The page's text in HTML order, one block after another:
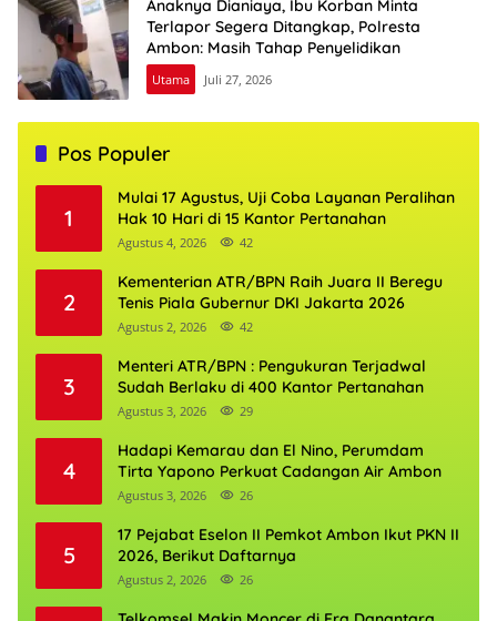
Anaknya Dianiaya, Ibu Korban Minta
Terlapor Segera Ditangkap, Polresta
Ambon: Masih Tahap Penyelidikan
Utama Juli 27, 2026
Pos Populer
1
Mulai 17 Agustus, Uji Coba Layanan Peralihan
Hak 10 Hari di 15 Kantor Pertanahan
Agustus 4, 2026 42
2
Kementerian ATR/BPN Raih Juara II Beregu
Tenis Piala Gubernur DKI Jakarta 2026
Agustus 2, 2026 42
3
Menteri ATR/BPN : Pengukuran Terjadwal
Sudah Berlaku di 400 Kantor Pertanahan
Agustus 3, 2026 29
4
Hadapi Kemarau dan El Nino, Perumdam
Tirta Yapono Perkuat Cadangan Air Ambon
Agustus 3, 2026 26
5
17 Pejabat Eselon II Pemkot Ambon Ikut PKN II
2026, Berikut Daftarnya
Agustus 2, 2026 26